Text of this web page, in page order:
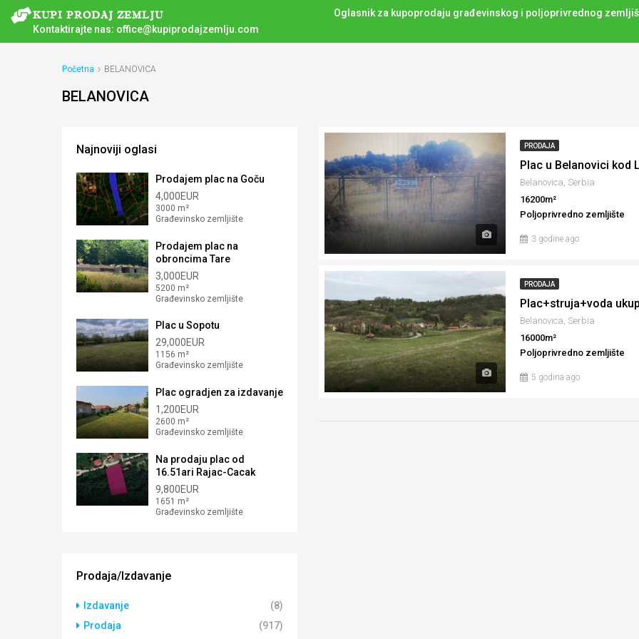
Oglasnik za kupoprodaju građevinskog i poljoprivrednog
Kontaktirajte nas: office@kupiprodajzemlju.com
Početna BELANOVICA
BELANOVICA
PRODAJA
Plac u Belanovici kod
Belanovica, Serbia
16200m²
Poljoprivredno zemljište
3 godine ago
PRODAJA
Plac+struja+voda
Belanovica, Serbia
16000m²
Poljoprivredno zemljište
5 godina ago
Najnoviji oglasi
Prodajem plac na Goču
4,000EUR
3000 m²
Građevinsko zemljište
Prodajem plac na
obroncima Tare
3,000EUR
5200 m²
Građevinsko zemljište
Plac u Sopotu
29,000EUR
1156 m²
Građevinsko zemljište
Plac ogradjen za izdavanje
1,200EUR
2600 m²
Građevinsko zemljište
Na prodaju plac od
16.51ari Rajac-Cacak
9,800EUR
1651 m²
Građevinsko zemljište
Prodaja/Izdavanje
Izdavanje
(8)
Prodaja
(917)